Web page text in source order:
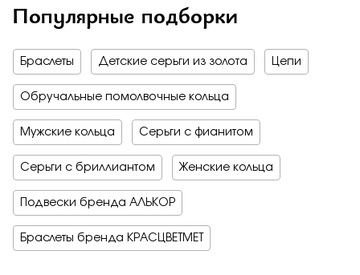
Популярные подборки
Браслеты Детские серьги из золота Цепи
Обручальные помолвочные кольца
Мужские кольца Серьги с фианитом
Серьги с бриллиантом Женские кольца
Подвески бренда АЛЬКОР
Браслеты бренда КРАСЦВЕТМЕТ